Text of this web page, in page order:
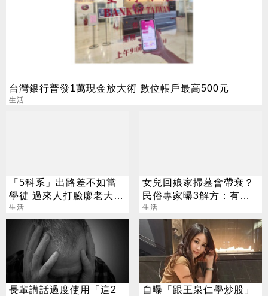
台灣銀行普發1萬現金放大術 數位帳戶最高500元
生活
「5科系」出路差不如當
學徒 過來人打臉廖老大：
年薪破百
生活
女兒回娘家掃墓會帶衰？
民俗專家曝3解方：有人
掃就謝天謝地了
生活
長輩講話過度使用「這2
自曝「跟王泉仁學炒股」